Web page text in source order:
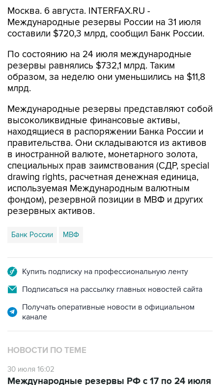
Москва. 6 августа. INTERFAX.RU -
Международные резервы России на 31 июля
составили $720,3 млрд, сообщил Банк России.
По состоянию на 24 июля международные
резервы равнялись $732,1 млрд. Таким
образом, за неделю они уменьшились на $11,8
млрд.
Международные резервы представляют собой
высоколиквидные финансовые активы,
находящиеся в распоряжении Банка России и
правительства. Они складываются из активов
в иностранной валюте, монетарного золота,
специальных прав заимствования (СДР, special
drawing rights, расчетная денежная единица,
используемая Международным валютным
фондом), резервной позиции в МВФ и других
резервных активов.
Банк России МВФ
Купить подписку на профессиональную ленту
Подписаться на рассылку главных новостей сайта
Получать оперативные новости в официальном
канале
НОВОСТИ ПО ТЕМЕ
30 июля 16:02
Международные резервы РФ с 17 по 24 июля